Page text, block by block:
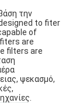
την
to fiter
of
are
filters are
ψεκασμό,